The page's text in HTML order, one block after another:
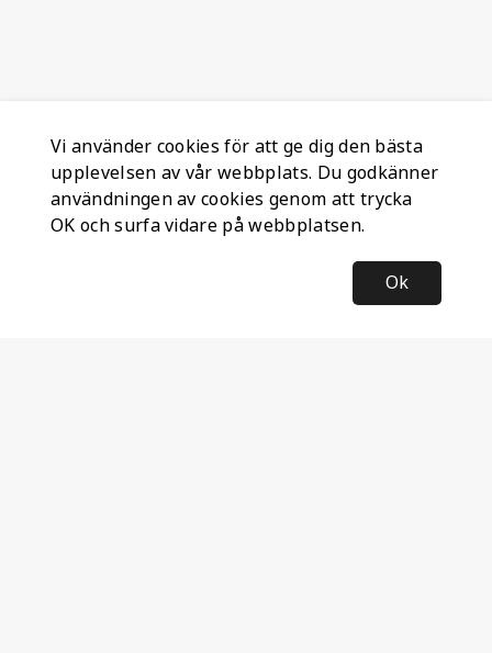
Vi använder cookies för att ge dig den bästa
upplevelsen av vår webbplats. Du godkänner
användningen av cookies genom att trycka
OK och surfa vidare på webbplatsen.
Ok